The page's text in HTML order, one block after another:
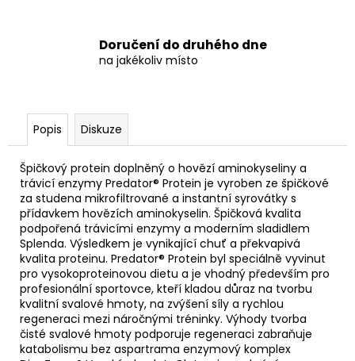
Doručení do druhého dne
na jakékoliv místo
Popis Diskuze
Špičkový protein doplněný o hovězí aminokyseliny a
trávicí enzymy Predator® Protein je vyroben ze špičkové
za studena mikrofiltrované a instantní syrovátky s
přídavkem hovězích aminokyselin. Špičková kvalita
podpořená trávicími enzymy a moderním sladidlem
Splenda. Výsledkem je vynikající chuť a překvapivá
kvalita proteinu. Predator® Protein byl speciálně vyvinut
pro vysokoproteinovou dietu a je vhodný především pro
profesionální sportovce, kteří kladou důraz na tvorbu
kvalitní svalové hmoty, na zvýšení síly a rychlou
regeneraci mezi náročnými tréninky. Výhody tvorba
čisté svalové hmoty podporuje regeneraci zabraňuje
katabolismu bez aspartrama enzymový komplex